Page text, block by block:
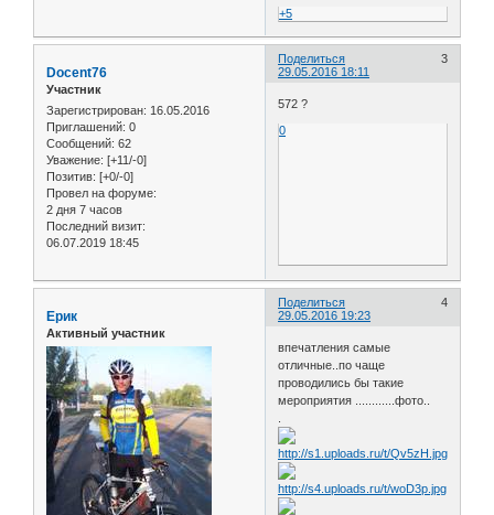
+5
Поделиться
3
29.05.2016 18:11
Docent76
Участник
Зарегистрирован: 16.05.2016
Приглашений: 0
Сообщений: 62
Уважение: [+11/-0]
Позитив: [+0/-0]
Провел на форуме:
2 дня 7 часов
Последний визит:
06.07.2019 18:45
572 ?
0
Поделиться
4
29.05.2016 19:23
Ерик
Активный участник
впечатления самые
отличные..по чаще
проводились бы такие
мероприятия ............фото..